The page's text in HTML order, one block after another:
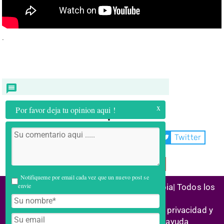
.
Por favor deja tu opinion aqui ! x
Notifiqueme por email cada vez que un nuevo post se
envie
Compartir:
WhatsApp Twitter
Telegram Email
(C) 2026 Alianza Reconstrucción Colombia| Todos los
derechos reservados
Historias de éxito | Marco legal |Política privacidad y
cookies
| Enlaces aliados | Centro ayuda